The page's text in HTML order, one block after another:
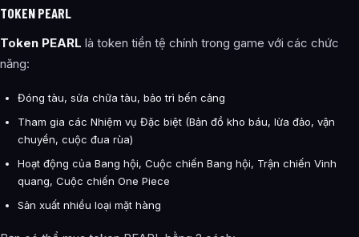
TOKEN PEARL
Token PEARL là token tiền tệ chính trong game với các chức
năng:
Đóng tàu, sửa chữa tàu, bảo trì bến cảng
Tham gia các Nhiệm vụ Đặc biệt (Bản đồ kho báu, lừa đảo, vận
chuyển, cuộc đua rùa)
Hoạt động của Bang hội, Cuộc chiến Bang hội, Trận chiến Vinh
quang, Cuộc chiến One Piece
Sản xuất nhiều loại mặt hàng